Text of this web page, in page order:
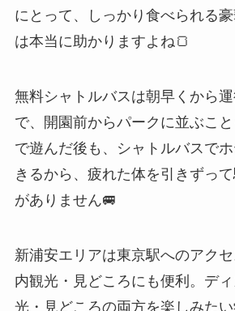
にとって、しっかり食べられる
は本当に助かりますよね🍞
無料シャトルバスは朝早くから
で、開園前からパークに並ぶこ
で遊んだ後も、シャトルバスで
きるから、疲れた体を引きずっ
がありません🚐
新浦安エリアは東京駅へのアク
内観光・見どころにも便利。デ
光・見どころの両方を楽しみた